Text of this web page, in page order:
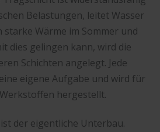
Belastungen, leitet Wasser
Wärme im Sommer und
dies gelingen kann, wird die
Schichten angelegt. Jede
eigene Aufgabe und wird für
hergestellt.
der eigentliche Unterbau.